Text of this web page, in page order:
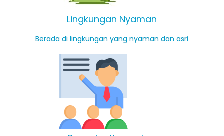
Lingkungan Nyaman
Berada di lingkungan yang nyaman dan asri